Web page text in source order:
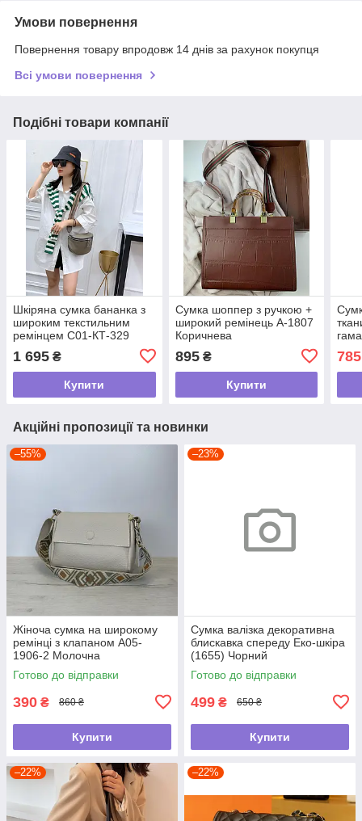
Умови повернення
Повернення товару впродовж 14 днів за рахунок покупця
Всі умови повернення
Подібні товари компанії
Шкіряна сумка бананка з
широким текстильним
ремінцем С01-КТ-329
1 695 ₴
Купити
Сумка шоппер з ручкою +
широкий ремінець А-1807
Коричнева
895₴
Купити
785
Акційні пропозиції та новинки
–55%
Жіноча сумка на широкому
ремінці з клапаном А05-
1906-2 Молочна
Готово до відправки
390 ₴ 860 ₴
Купити
–23%
Сумка валізка декоративна
блискавка спереду Еко-шкіра
(1655) Чорний
Готово до відправки
499 ₴ 650 ₴
Купити
–22% –22%